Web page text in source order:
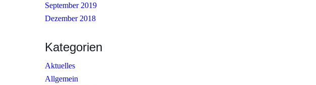
September 2019
Dezember 2018
Kategorien
Aktuelles
Allgemein